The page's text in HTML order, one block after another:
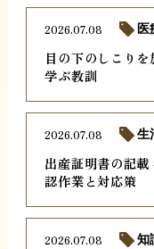
目の下のしこり
学ぶ教訓
2026.07.08 医
出産証明書の記
認作業と対応策
2026.07.08 生
2026.07.08 知